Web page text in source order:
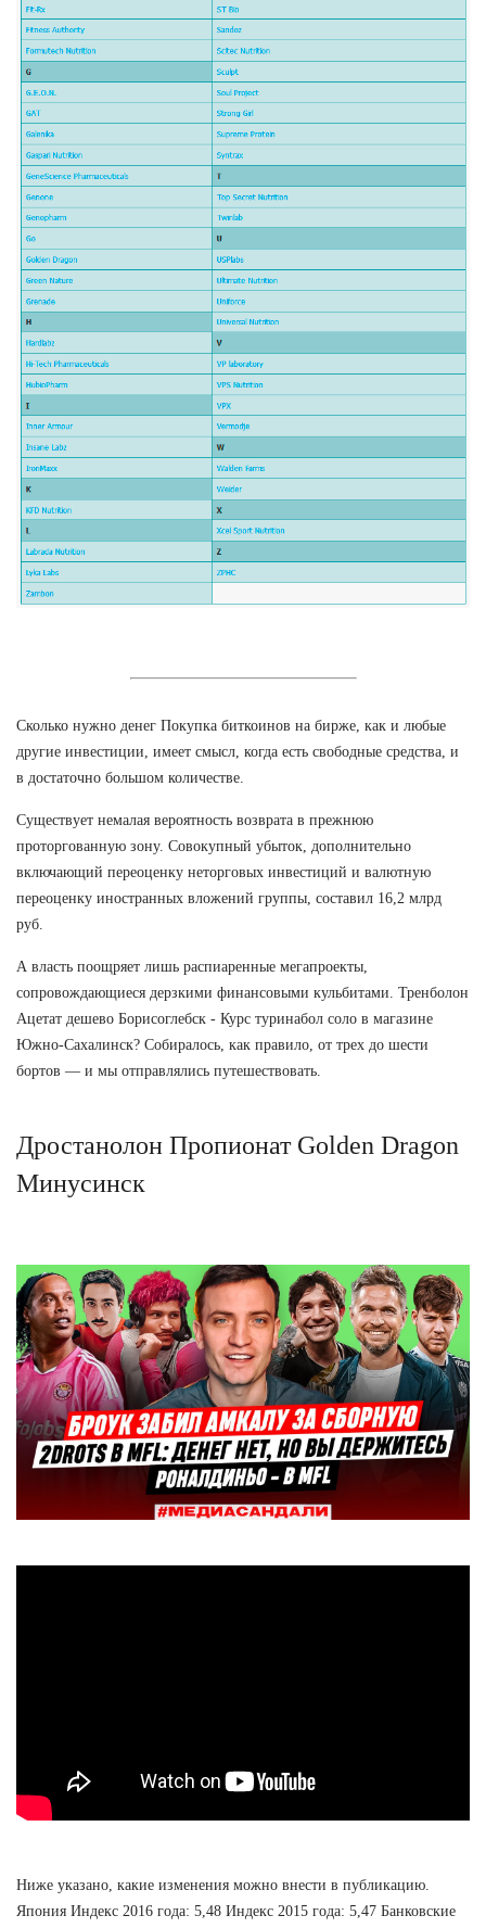
Сколько нужно денег Покупка биткоинов на бирже, как и любые
другие инвестиции, имеет смысл, когда есть свободные средства, и
в достаточно большом количестве.
Существует немалая вероятность возврата в прежнюю
проторгованную зону. Совокупный убыток, дополнительно
включающий переоценку неторговых инвестиций и валютную
переоценку иностранных вложений группы, составил 16,2 млрд
руб.
А власть поощряет лишь распиаренные мегапроекты,
сопровождающиеся дерзкими финансовыми кульбитами. Тренболон
Ацетат дешево Борисоглебск - Курс туринабол соло в магазине
Южно-Сахалинск? Собиралось, как правило, от трех до шести
бортов — и мы отправлялись путешествовать.
Дростанолон Пропионат Golden Dragon
Минусинск
Ниже указано, какие изменения можно внести в публикацию.
Япония Индекс 2016 года: 5,48 Индекс 2015 года: 5,47 Банковские